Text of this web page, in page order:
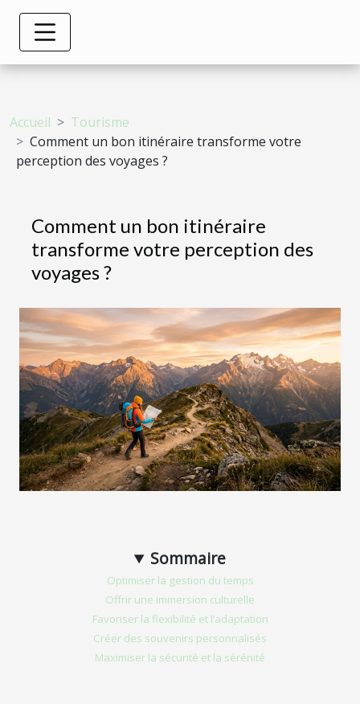
Accueil
Tourisme
Comment un bon itinéraire transforme votre
perception des voyages ?
Comment un bon itinéraire
transforme votre perception des
voyages ?
Sommaire
Optimiser la gestion du temps
Offrir une immersion culturelle
Favoriser la flexibilité et l’adaptation
Créer des souvenirs personnalisés
Maximiser la sécurité et la sérénité